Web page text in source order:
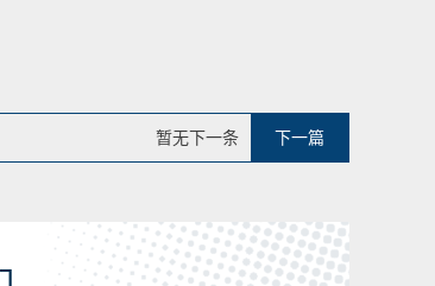
暂无下一条 下一篇